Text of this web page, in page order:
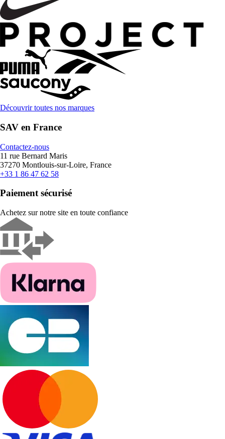
Découvrir toutes nos marques
SAV en France
Contactez-nous
11 rue Bernard Maris
37270 Montlouis-sur-Loire, France
+33 1 86 47 62 58
Paiement sécurisé
Achetez sur notre site en toute confiance